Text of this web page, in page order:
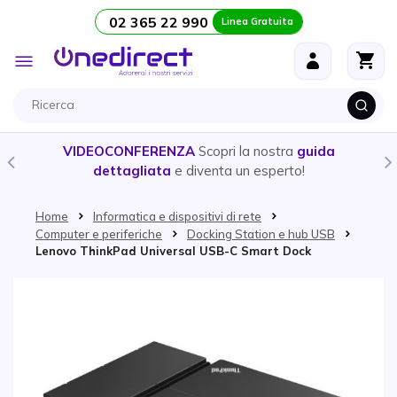
Salta al contenuto 02 365 22 990 Linea Gratuita
Toggle
Nav
VIDEOCONFERENZA Scopri la nostra guida
dettagliata e diventa un esperto!
Home
Informatica e dispositivi di rete
Computer e periferiche
Docking Station e hub USB
Lenovo ThinkPad Universal USB-C Smart Dock